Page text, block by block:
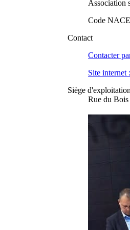
Association
Code NACE
Contact
Contacter
Site internet :
Siège d'exploitation
Rue du Bois